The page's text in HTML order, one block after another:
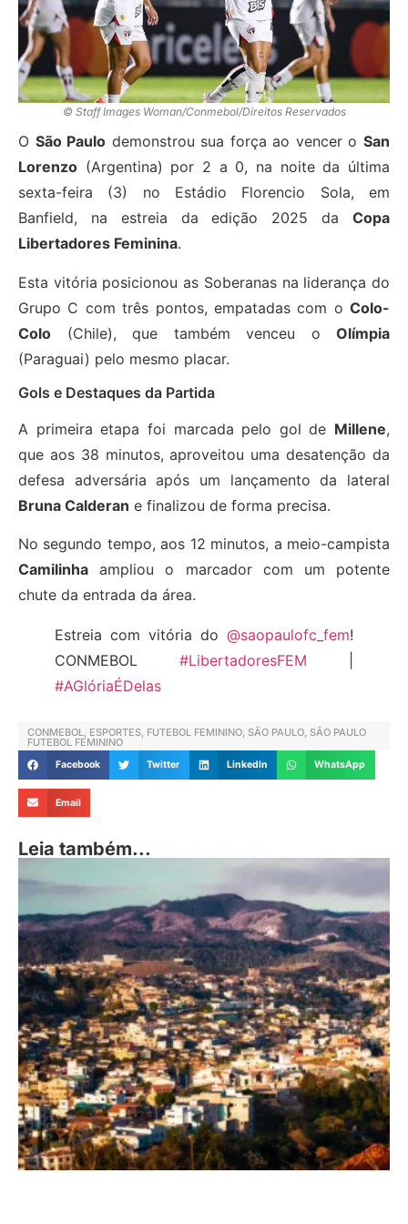
© Staff Images Woman/Conmebol/Direitos Reservados
O São Paulo demonstrou sua força ao vencer oSan
Lorenzo (Argentina) por 2 a 0, na noite da última
sexta-feira (3) no Estádio Florencio Sola, em
Banfield, na estreia da edição 2025 da Copa
Libertadores Feminina.
Esta vitória posicionou as Soberanas na liderança do
Grupo C com três pontos, empatadas com o Colo-
Colo (Chile), que também venceu o Olímpia
(Paraguai) pelo mesmo placar.
Gols e Destaques da Partida
A primeira etapa foi marcada pelo gol de Millene,
que aos 38 minutos, aproveitou uma desatenção da
defesa adversária após um lançamento da lateral
Bruna Calderan e finalizou de forma precisa.
No segundo tempo, aos 12 minutos, a meio-campista
Camilinha ampliou o marcador com um potente
chute da entrada da área.
Estreia com vitória do @saopaulofc_fem!
CONMEBOL #LibertadoresFEM
#AGlóriaÉDelas
CONMEBOL, ESPORTES, FUTEBOL FEMININO, SÃO PAULO, SÃO PAULO
FUTEBOL FEMININO
Facebook Twitter LinkedIn WhatsApp
Email
Leia também...